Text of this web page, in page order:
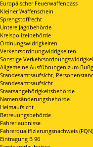
Europäischer Feuerwaffenpass
Kleiner Waffenschein
Sprengstoffrecht
Untere Jagdbehörde
Kreispolizeibehörde
Ordnungswidrigkeiten
Verkehrsordnungwidrigkeiten
Sonstige
Allgemeine Ausführungen zum
Standesamtsaufsicht,
Standesamtsaufsicht
Staatsangehörigkeitsbehörde
Namensänderungsbehörde
Heimaufsicht
Betreuungsbehörde
Fahrerlaubnisse
Fahrerqualifizierungsnachweis (FQN)
Eintragung B 96